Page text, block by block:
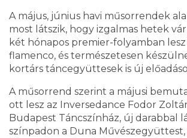
A május, június havi műsorrendek
most látszik, hogy izgalmas hetek
két hónapos premier-folyamban
flamenco, és természetesen
kortárs táncegyüttesek is új
A műsorrend szerint a májusi
ott lesz az Inversedance Fodor
Budapest Táncszínház, új darabbal
színpadon a Duna Művészegyüttest,